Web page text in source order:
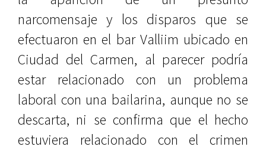
narcomensaje y los disparos que se
efectuaron en el bar Valliim ubicado en
Ciudad del Carmen, al parecer podría
estar relacionado con un problema
laboral con una bailarina, aunque no se
descarta, ni se confirma que el hecho
estuviera relacionado con el crimen